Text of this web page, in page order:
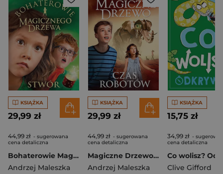
KSIĄŻKA
29,99 zł
44,99 zł - sugerowana
cena detaliczna
Bohaterowie Magicznego Drzewa. Stwór [wydanie 2024]
Andrzej Maleszka
KSIĄŻKA
29,99 zł
44,99 zł - sugerowana
cena detaliczna
Magiczne Drzewo. Czas robotów [wydanie 2024]
Andrzej Maleszka
KSIĄŻKA
15,75 zł
34,99 zł -
cena detaliczna
Clive Gifford